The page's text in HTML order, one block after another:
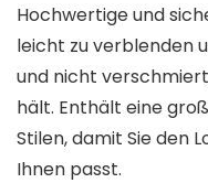
Hochwertige und
leicht zu verblenden
und nicht
hält. Enthält eine
Stilen, damit Sie den
Ihnen passt.